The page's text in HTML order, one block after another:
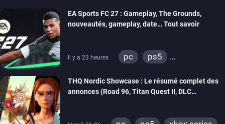
EA Sports FC 27 : Gameplay, The Grounds,
nouveautés, gameplay, date… Tout savoir
Il y a 23 heures pc
ps5
THQ Nordic Showcase : Le résumé complet des
annonces (Road 96, Titan Quest II, DLC